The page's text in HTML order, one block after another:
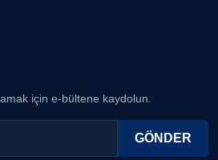
için e-bültene kaydolun.
GÖNDER